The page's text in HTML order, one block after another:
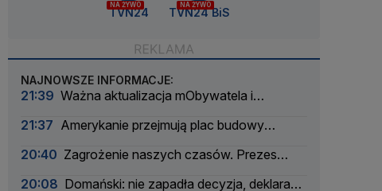
NA ŻYWO
TVN24
NA ŻYWO
TVN24 BiS
NAJNOWSZE INFORMACJE:
21:39 Ważna aktualizacja mObywatela i
21:37 Amerykanie przejmują plac budowy
20:40 Zagrożenie naszych czasów. Prezes
20:08 Domański: nie zapadła decyzja, deklaracja